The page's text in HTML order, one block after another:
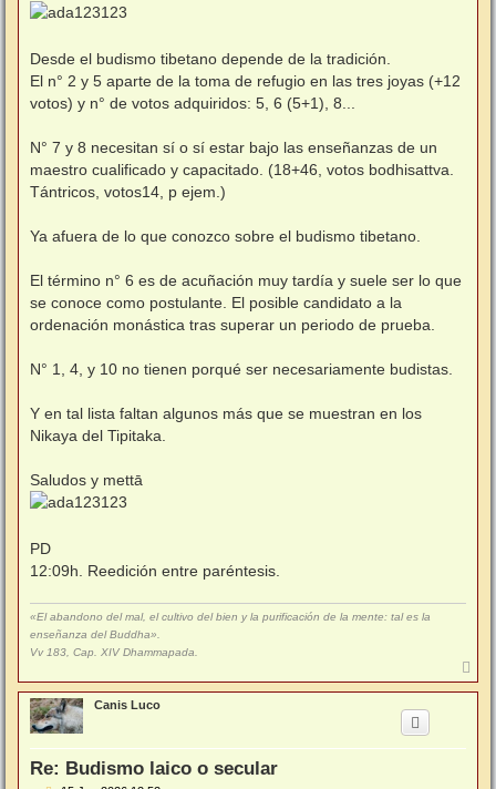
n
e
Desde el budismo tibetano depende de la tradición.
El n° 2 y 5 aparte de la toma de refugio en las tres joyas (+12
votos) y n° de votos adquiridos: 5, 6 (5+1), 8...
N° 7 y 8 necesitan sí o sí estar bajo las enseñanzas de un
maestro cualificado y capacitado. (18+46, votos bodhisattva.
Tántricos, votos14, p ejem.)
Ya afuera de lo que conozco sobre el budismo tibetano.
El término n° 6 es de acuñación muy tardía y suele ser lo que
se conoce como postulante. El posible candidato a la
ordenación monástica tras superar un periodo de prueba.
N° 1, 4, y 10 no tienen porqué ser necesariamente budistas.
Y en tal lista faltan algunos más que se muestran en los
Nikaya del Tipitaka.
Saludos y mettā
PD
12:09h. Reedición entre paréntesis.
«El abandono del mal, el cultivo del bien y la purificación de la mente: tal es la
enseñanza del Buddha».
Vv 183, Cap. XIV Dhammapada.
r
r
Canis Luco
Re: Budismo laico o secular